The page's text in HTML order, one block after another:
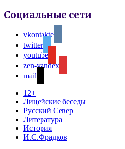
Социальные сети
vkontakte
twitter
youtube
zen-yandex
mail
12+
Лицейские беседы
Русский Север
Литература
История
И.С.Фрадков